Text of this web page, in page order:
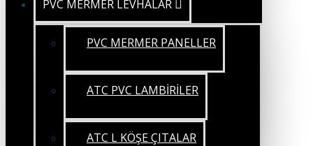
PVC MERMER LEVHALAR
PVC MERMER PANELLER
ATC PVC LAMBİRİLER
ATC L KÖŞE ÇITALAR